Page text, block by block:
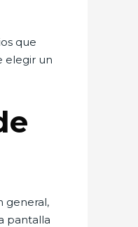
que
elegir un
general,
pantalla